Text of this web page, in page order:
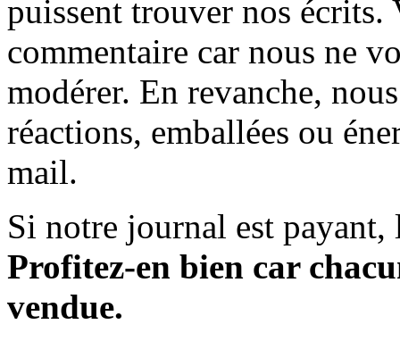
puissent trouver nos écrits.
commentaire car nous ne
modérer. En revanche,
réactions, emballées ou
mail.
Si notre journal est payant,
Profitez-en bien car
vendue.